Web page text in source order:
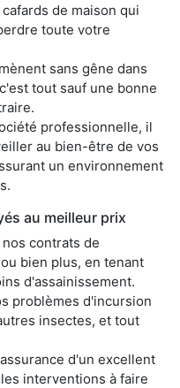
de maison qui
toute votre
sans gêne dans
tout sauf une bonne
professionnelle, il
au bien-être de vos
un environnement
au meilleur prix
contrats de
bien plus, en tenant
d'assainissement.
problèmes d'incursion
insectes, et tout
d'un excellent
interventions à faire